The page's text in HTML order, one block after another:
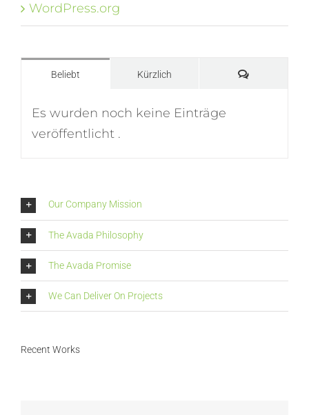
WordPress.org
Beliebt Kürzlich Kommentare
Es wurden noch keine Einträge
veröffentlicht .
Our Company Mission
The Avada Philosophy
The Avada Promise
We Can Deliver On Projects
Recent Works